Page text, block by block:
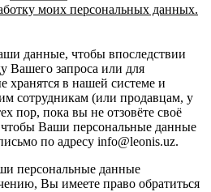
моих персональных данных.
данные, чтобы впоследствии
Вашего запроса или для
хранятся в нашей системе и
сотрудникам (или продавцам, у
пор, пока вы не отзовёте своё
чтобы Ваши персональные данные
по адресу info@leonis.uz.
персональные данные
Вы имеете право обратиться